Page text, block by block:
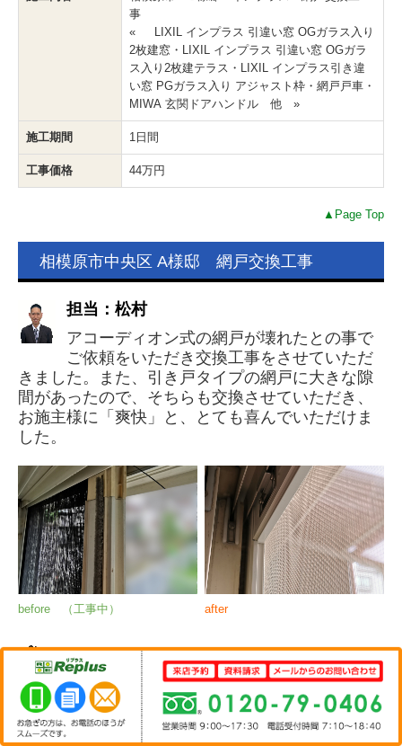
事
« LIXIL インプラス 引違い窓 OGガラス入り
2枚建窓・LIXIL インプラス 引違い窓 OGガラ
ス入り2枚建テラス・LIXIL インプラス引き違
い窓 PGガラス入り アジャスト枠・網戸戸車・
MIWA 玄関ドアハンドル 他 »
施工期間 1日間
工事価格 44万円
▲Page Top
相模原市中央区 A様邸 網戸交換工事
担当：松村
アコーディオン式の網戸が壊れたとの事で
ご依頼をいただき交換工事をさせていただ
きました。また、引き戸タイプの網戸に大きな隙
間があったので、そちらも交換させていただき、
お施主様に「爽快」と、とても喜んでいただけま
した。
before （工事中） after
【持ち出し式・またぎ式】
持ち出し式：窓サッシに網戸レールがあり、その網戸レール
と外窓の出っ張り部分までの隙間が狭い窓用の網戸。
プレハブやビルの引き違い窓などに使用する場合が多